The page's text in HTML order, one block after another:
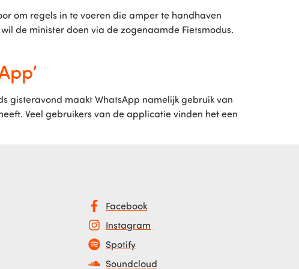
om regels in te voeren die amper te handhaven
de minister doen via de zogenaamde Fietsmodus.
gisteravond maakt WhatsApp namelijk gebruik van
Veel gebruikers van de applicatie vinden het een
Facebook
Instagram
Spotify
Soundcloud